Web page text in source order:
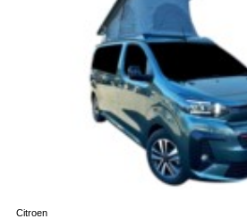
Citroen